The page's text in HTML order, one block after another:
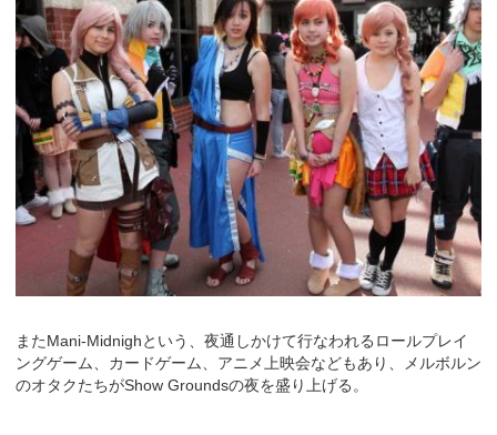
またMani-Midnighという、夜通しかけて行なわれるロールプレイ
ングゲーム、カードゲーム、アニメ上映会などもあり、メルボルン
のオタクたちがShow Groundsの夜を盛り上げる。